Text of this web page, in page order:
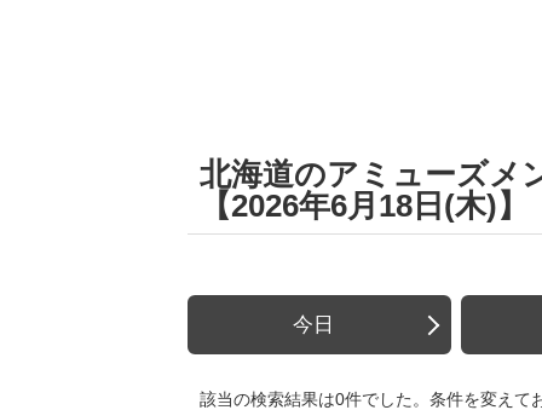
北海道のアミューズメ
【2026年6月18日(木)】
今日
該当の検索結果は0件でした。条件を変えて